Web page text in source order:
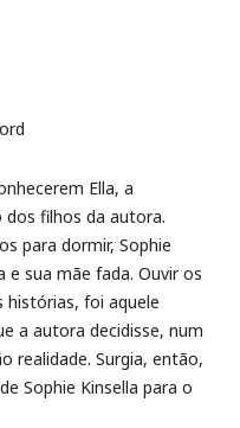
Ella, a
filhos da autora.
para dormir, Sophie
e sua mãe fada. Ouvir os
histórias, foi aquele
a autora decidisse, num
realidade. Surgia, então,
Sophie Kinsella para o